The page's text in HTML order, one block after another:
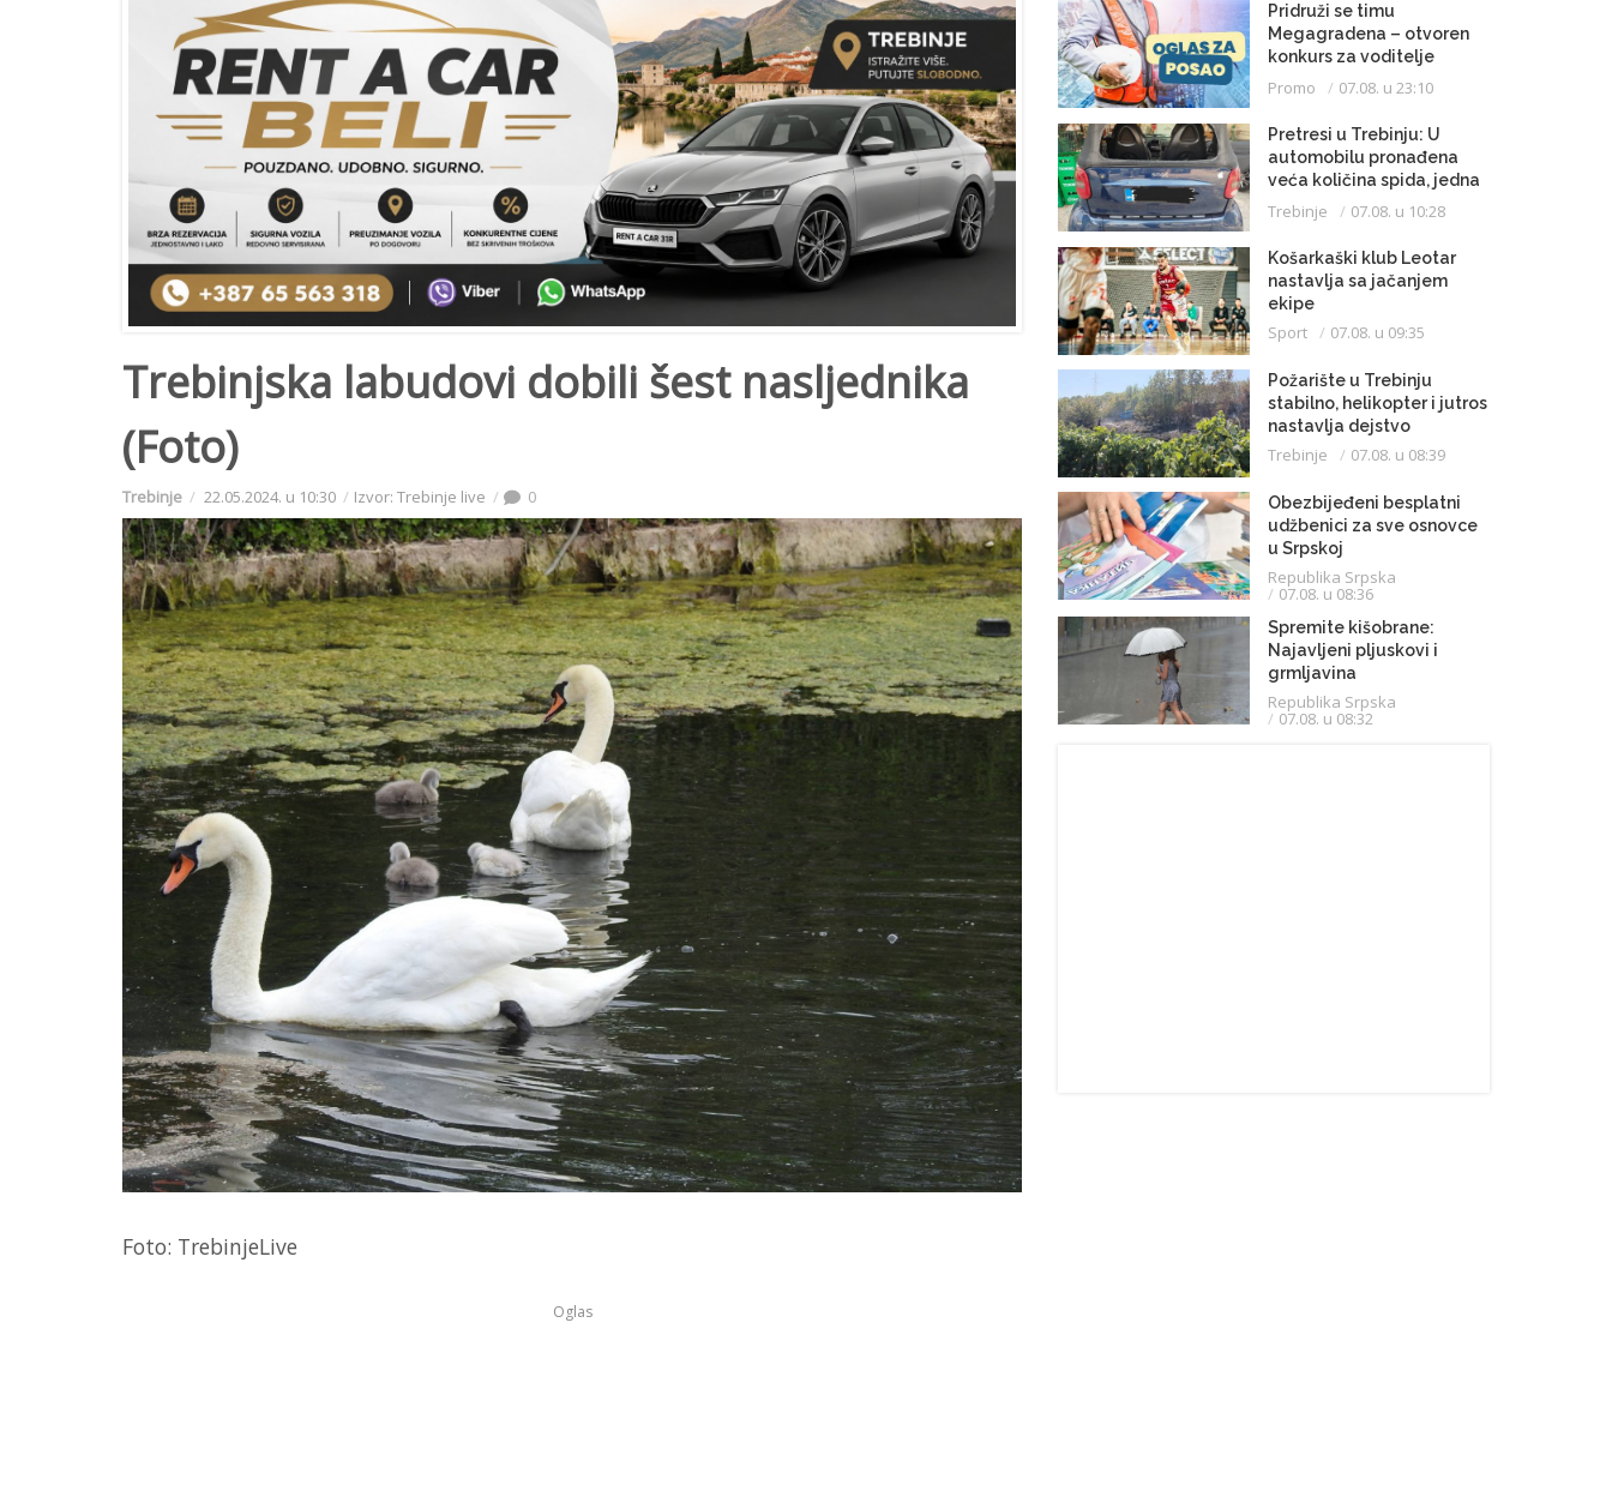
Trebinjska labudovi dobili šest nasljednika
(Foto)
Trebinje 22.05.2024. u 10:30 Izvor: Trebinje live 0
Foto: TrebinjeLive
Oglas
Pridruži se timu
Megagradena – otvoren
konkurs za voditelje
gradilišta
Promo 07.08. u 23:10
Pretresi u Trebinju: U
automobilu pronađena
veća količina spida, jedna
osoba uhapšena
Trebinje 07.08. u 10:28
Košarkaški klub Leotar
nastavlja sa jačanjem
ekipe
Sport 07.08. u 09:35
Požarište u Trebinju
stabilno, helikopter i jutros
nastavlja dejstvo
Trebinje 07.08. u 08:39
Obezbijeđeni besplatni
udžbenici za sve osnovce
u Srpskoj
Republika Srpska
07.08. u 08:36
Spremite kišobrane:
Najavljeni pljuskovi i
grmljavina
Republika Srpska
07.08. u 08:32